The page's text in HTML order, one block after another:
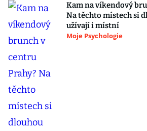
Kam na víkendový
Na těchto místech si
užívají i místní
Moje Psychologie